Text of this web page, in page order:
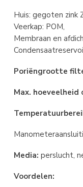
Huis: gegoten zink
Veerkap: POM,
Membraan en
Poriëngrootte
Max. hoeveelheid
Media: perslucht,
Voordelen: